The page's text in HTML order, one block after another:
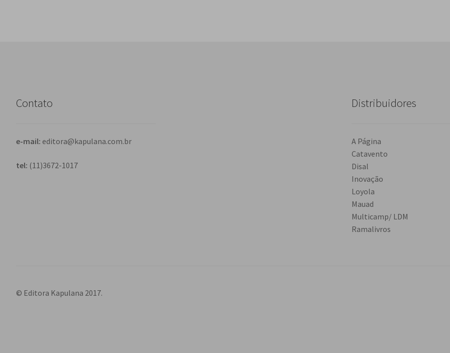
Contato
e-mail: editora@kapulana.com.br
tel: (11)3672-1017
Distribuidores
A Página
Catavento
Disal
Inovação
Loyola
Mauad
Multicamp/ LDM
Ramalivros
© Editora Kapulana 2017.